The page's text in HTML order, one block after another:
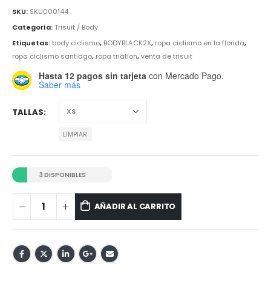
SKU: SKU000144
Categoría:Trisuit / Body
Etiquetas: body ciclismo, BODYBLACK2X, ropa ciclismo en la florida,
ropa ciclismo santiago, ropa triatlon,venta de trisuit
Hasta 12 pagos sin tarjeta con Mercado Pago.
Saber más
TALLAS
LIMPIAR
3 DISPONIBLES
AÑADIR AL CARRITO